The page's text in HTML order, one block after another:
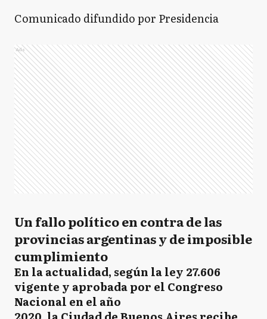
Comunicado difundido por Presidencia
Ads
Un fallo político en contra de las
provincias argentinas y de imposible
cumplimiento
En la actualidad, según la ley 27.606
vigente y aprobada por el Congreso
Nacional en el año